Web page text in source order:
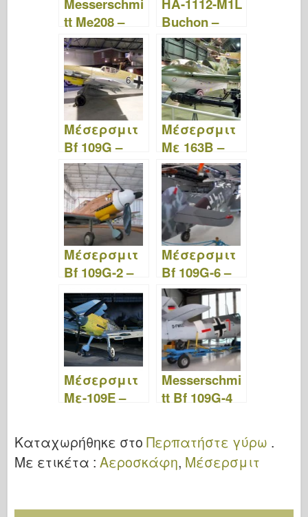
Messerschmi
tt Me208 –
Φώτο &
Βίντεο
HA-1112-M1L
Buchon –
Περπατήστε
γύρω
Μέσερσμιτ
Bf 109G –
Περίπατος
Μέσερσμιτ
Με 163B –
Περίπατος
Μέσερσμιτ
Bf 109G-2 –
Περίπατος
Μέσερσμιτ
Bf 109G-6 –
Περίπατος
Μέσερσμιτ
Με-109E –
Messerschmi
tt Bf 109G-4
Περπατήστε
γύρω
Καταχωρήθηκε στο Περπατήστε γύρω .
Με ετικέτα : Αεροσκάφη, Μέσερσμιτ